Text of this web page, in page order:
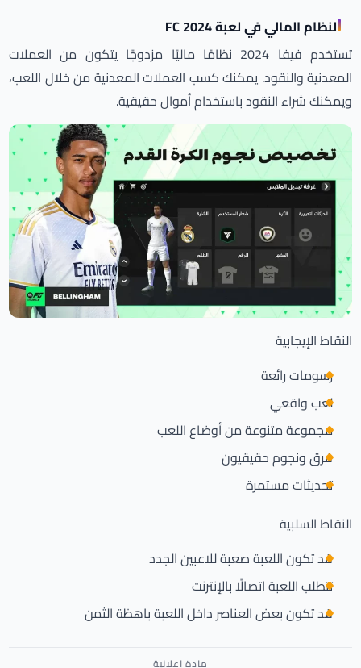
النظام المالي في لعبة FC 2024
تستخدم فيفا 2024 نظامًا ماليًا مزدوجًا يتكون من العملات
المعدنية والنقود. يمكنك كسب العملات المعدنية من خلال اللعب،
ويمكنك شراء النقود باستخدام أموال حقيقية.
النقاط الإيجابية
رسومات رائعة
لعب واقعي
مجموعة متنوعة من أوضاع اللعب
فرق ونجوم حقيقيون
تحديثات مستمرة
النقاط السلبية
قد تكون اللعبة صعبة للاعبين الجدد
تتطلب اللعبة اتصالًا بالإنترنت
قد تكون بعض العناصر داخل اللعبة باهظة الثمن